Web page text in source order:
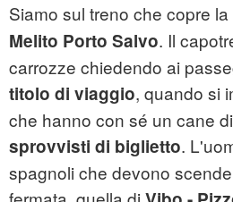
Siamo sul treno che copre la
Melito Porto Salvo. Il
carrozze chiedendo ai
titolo di viaggio, quando si
che hanno con sé un cane
sprovvisti di biglietto.
spagnoli che devono